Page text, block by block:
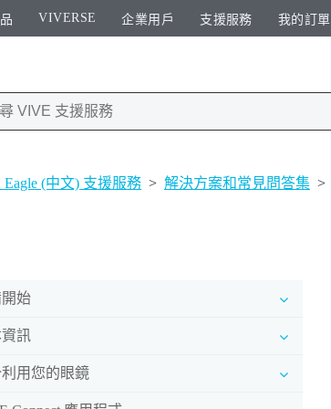
VIVERSE 企業用戶 支援服務 我的訂單
(中文) 支援服務 > 解決方案和常見問答集 >
始
訊
用您的眼鏡